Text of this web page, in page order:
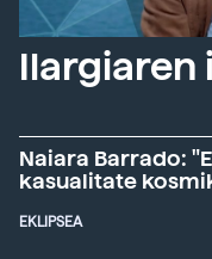
Ilargiaren
Naiara Barrado:
kasualitate
EKLIPSEA